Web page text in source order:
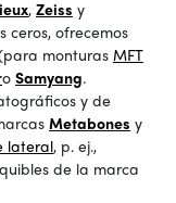
, Zeiss y
ceros, ofrecemos
monturasMFT
o Samyang.
y de
Metabones y
lateral, p. ej.,
de la marca